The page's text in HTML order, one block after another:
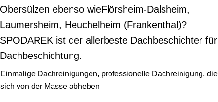
Obersülzen ebenso wieFlörsheim-Dalsheim,
Laumersheim, Heuchelheim (Frankenthal)?
SPODAREK ist der allerbeste Dachbeschichter für
Dachbeschichtung.
Einmalige Dachreinigungen, professionelle Dachreinigung, die
sich von der Masse abheben